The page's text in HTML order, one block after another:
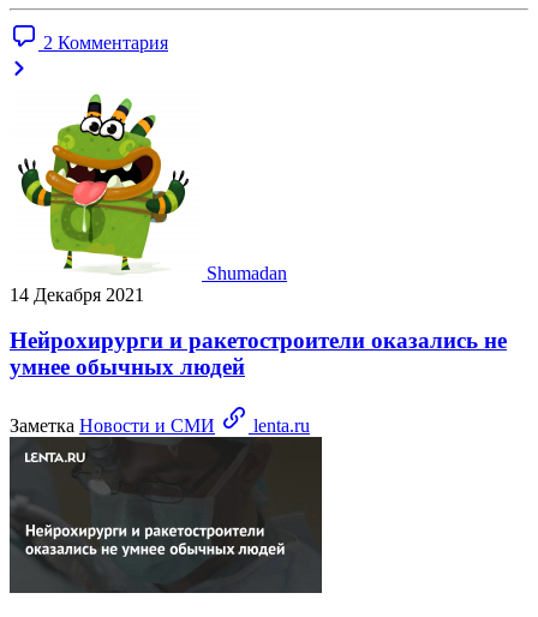
2 Комментария
Shumadan
14 Декабря 2021
Нейрохирурги и ракетостроители оказались не
умнее обычных людей
Заметка Новости и СМИ lenta.ru